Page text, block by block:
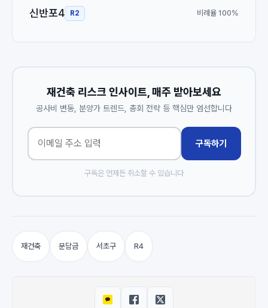
신반포4 R2 비례율 100%
재건축 리스크 인사이트, 매주 받아보세요
공사비 변동, 분양가 트렌드, 총회 전략 등 핵심만 엄선합니다
구독하기
구독은 언제든 취소할 수 있습니다
재건축 분담금 서초구 R4